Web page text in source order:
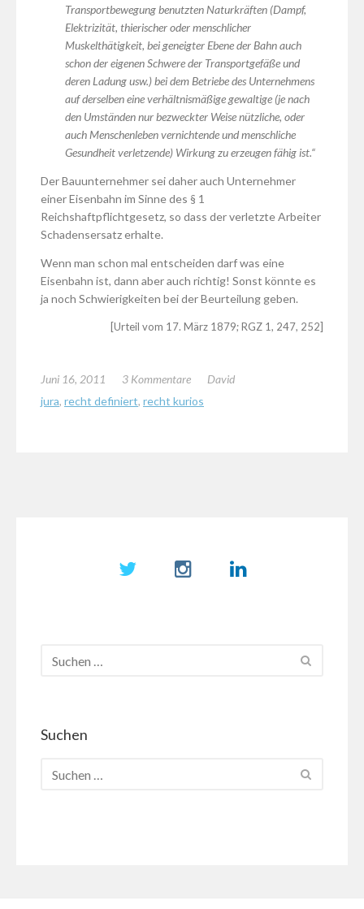
Transportbewegung benutzten Naturkräften (Dampf,
Elektrizität, thierischer oder menschlicher
Muskelthätigkeit, bei geneigter Ebene der Bahn auch
schon der eigenen Schwere der Transportgefäße und
deren Ladung usw.) bei dem Betriebe des Unternehmens
auf derselben eine verhältnismäßige gewaltige (je nach
den Umständen nur bezweckter Weise nützliche, oder
auch Menschenleben vernichtende und menschliche
Gesundheit verletzende) Wirkung zu erzeugen fähig ist.“
Der Bauunternehmer sei daher auch Unternehmer
einer Eisenbahn im Sinne des § 1
Reichshaftpflichtgesetz, so dass der verletzte Arbeiter
Schadensersatz erhalte.
Wenn man schon mal entscheiden darf was eine
Eisenbahn ist, dann aber auch richtig! Sonst könnte es
ja noch Schwierigkeiten bei der Beurteilung geben.
[Urteil vom 17. März 1879; RGZ 1, 247, 252]
Juni 16, 2011 3 Kommentare
David
jura, recht definiert, recht kurios
Suchen